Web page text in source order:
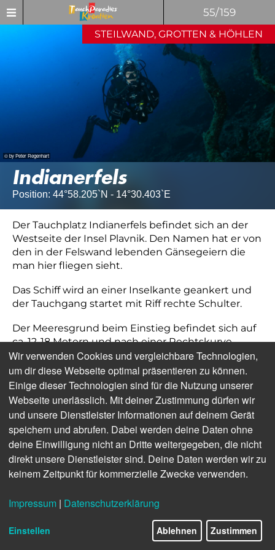
55/159
© by Peter Regenhart
STEILWAND, GROTTEN & HÖHLEN
Indianerfels
Position: 44°58.205`N - 14°30.403`E
Der Tauchplatz Indianerfels befindet sich an der
Westseite der Insel Plavnik. Den Namen hat er von
den in der Felswand lebenden Gänsegeiern die
man hier fliegen sieht.
Das Schiff wird an einer Inselkante geankert und
der Tauchgang startet mit Riff rechte Schulter.
Der Meeresgrund beim Einstieg befindet sich auf
ca. 12-18 Metern und nach einer Rechtskurve
beginnt eine tolle Wand, die mit Rissen,
Überhängen und Grotten gespickt ist.
Wir verwenden Cookies und vergleichbare Technologien,
um dir diese Webseite optimal präsentieren zu können.
Einige dieser Technologien sind für die Nutzung unserer
Webseite unerlässlich. Mit deiner Zustimmung dürfen wir
und unsere Dienstleister Informationen auf deinem Gerät
speichern und abrufen. Dabei werden deine Daten ohne
deine Einwilligung nicht an Dritte weitergegeben, die nicht
direkt unsere Dienstleister sind. Deine Daten werden wir zu
keinem Zeitpunkt für kommerzielle Zwecke verwenden.
Impressum | Datenschutzerklärung
Einstellen Ablehnen Zustimmen